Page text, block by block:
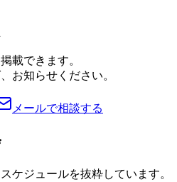
載できます。
お知らせください。
メールで相談する
ケジュールを抜粋しています。